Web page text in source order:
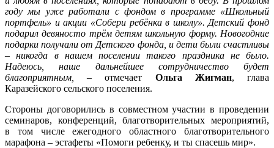
году мы уже работали с фондом в программе «Школьный
портфель» и акции «Собери ребёнка в школу». Детский фонд
подарил девяносто трём детям школьную форму. Новогодние
подарки получали от Детского фонда, и дети были счастливы
– никогда в нашем поселении такого праздника не было.
Надеюсь, наше дальнейшее сотрудничество будет
благоприятным, –отмечает Ольга Жигман, глава
Каразейского сельского поселения.
Стороны договорились в совместном участии в проведении
семинаров, конференций, благотворительных мероприятий,
в том числе ежегодного областного благотворительного
марафона – эстафеты «Помоги ребенку, и ты спасешь мир».